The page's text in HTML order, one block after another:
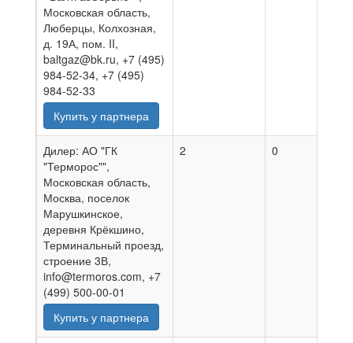
Московская область,
Люберцы, Колхозная,
д. 19А, пом. II,
baltgaz@bk.ru, +7 (495)
984-52-34, +7 (495)
984-52-33
Купить у партнера
Дилер: АО "ГК
"Терморос"",
Московская область,
Москва, поселок
Марушкинское,
деревня Крёкшино,
Терминальный проезд,
строение 3В,
info@termoros.com, +7
(499) 500-00-01
Купить у партнера
2 0